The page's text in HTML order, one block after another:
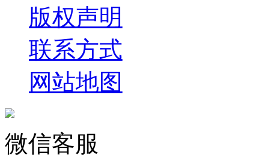
版权声明
联系方式
网站地图
微信客服